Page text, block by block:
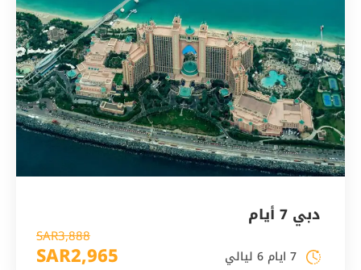
دبي 7 أيام
SAR3,888
SAR2,965 7 ايام 6 ليالي